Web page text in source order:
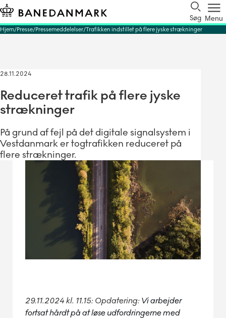
Søg Menu
Hjem Presse Pressemeddelelser Trafikken indstillet på flere jyske strækninger
28.11.2024
Reduceret trafik på flere jyske
strækninger
På grund af fejl på det digitale signalsystem i
Vestdanmark er togtrafikken reduceret på
flere strækninger.
29.11.2024 kl. 11.15: Opdatering: Vi arbejder
fortsat hårdt på at løse udfordringerne med